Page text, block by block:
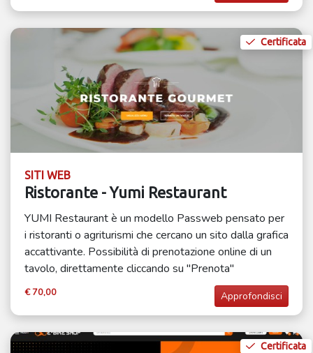
Certificata
SITI WEB
Ristorante - Yumi Restaurant
YUMI Restaurant è un modello Passweb pensato per
i ristoranti o agriturismi che cercano un sito dalla grafica
accattivante. Possibilità di prenotazione online di un
tavolo, direttamente cliccando su "Prenota"
€ 70,00 Approfondisci
Certificata